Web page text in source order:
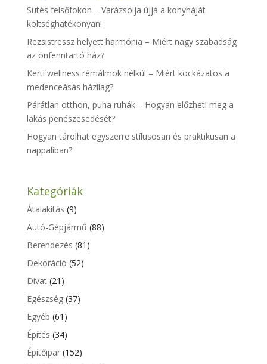
Sütés felsőfokon – Varázsolja újjá a konyháját
költséghatékonyan!
Rezsistressz helyett harmónia – Miért nagy szabadság
az önfenntartó ház?
Kerti wellness rémálmok nélkül – Miért kockázatos a
medenceásás házilag?
Párátlan otthon, puha ruhák – Hogyan előzheti meg a
lakás penészesedését?
Hogyan tárolhat egyszerre stílusosan és praktikusan a
nappaliban?
Kategóriák
Átalakítás (9)
Autó-Gépjármű (88)
Berendezés (81)
Dekoráció (52)
Divat(21)
Egészség(37)
Egyéb (61)
Építés (34)
Építőipar(152)